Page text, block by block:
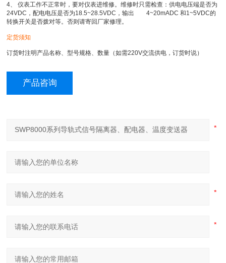
4、 仪表工作不正常时，要对仪表进维修。维修时只需检查：供电电压端是否为
24VDC，配电电压是否为18.5~28.5VDC，输出 4~20mADC 和1~5VDC的
转换开关是否拨对等。否则请寄回厂家修理。
定货须知
订货时注明产品名称、型号规格、数量（如需220V交流供电，订货时说）
产品咨询